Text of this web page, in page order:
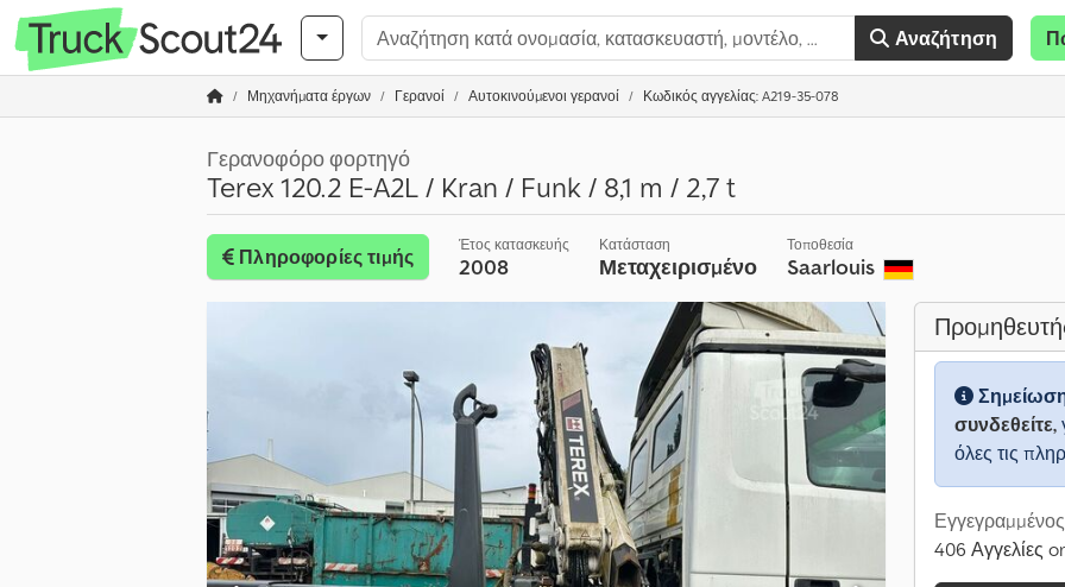
Αναζήτηση
Μηχανήματα έργων Γερανοί Αυτοκινούμενοι γερανοί Κωδικός αγγελίας: A219-35-078
Γερανοφόρο φορτηγό
Terex 120.2 E-A2L / Kran / Funk / 8,1 m / 2,7 t
Πληροφορίες τιμής
Έτος κατασκευής
2008
Κατάσταση
Μεταχειρισμένο
Τοποθεσία
Saarlouis
συνδεθείτε,
όλες τις
406 Αγγελίες